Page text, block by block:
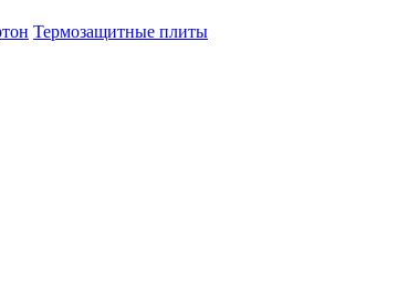
Термозащитные плиты